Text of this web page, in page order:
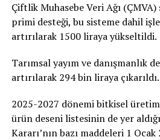
Çiftlik Muhasebe Veri Ağı
primi desteği, bu sisteme dahil
artırılarak 1500 liraya yükseltildi.
Tarımsal yayım ve danışmanlık
artırılarak 294 bin liraya çıkarıldı.
2025-2027 dönemi bitkisel
ürün deseni listesinin de yer
Kararı’nın bazı maddeleri 1 Ocak